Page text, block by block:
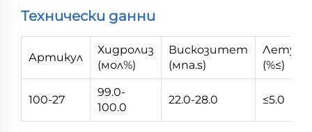
Технически данни
Артикул
Хидролиз
(мол%)
Вискозитет
(мпа.s)
(%≤)
100-27
99.0-
100.0
22.0-28.0 ≤5.0